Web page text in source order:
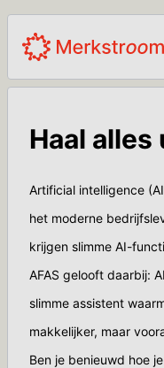
Haal alles
Artificial intelligence
het moderne
krijgen slimme AI-
AFAS gelooft daarbij:
slimme assistent
makkelijker, maar
Ben je benieuwd hoe